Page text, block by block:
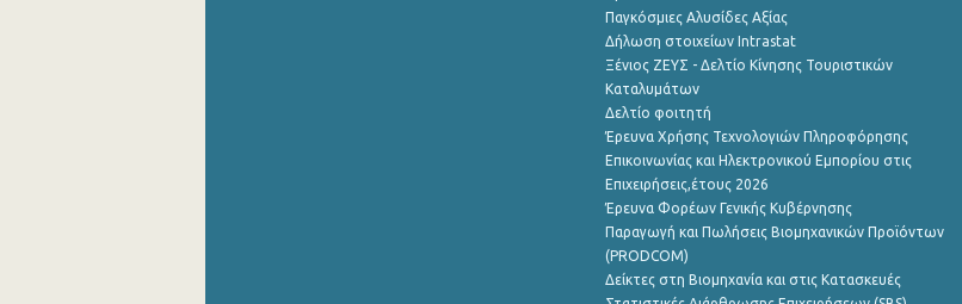
Παγκόσμιες Αλυσίδες Αξίας
Δήλωση στοιχείων Intrastat
Ξένιος ΖΕΥΣ - Δελτίο Κίνησης Τουριστικών
Καταλυμάτων
Δελτίο φοιτητή
Έρευνα Χρήσης Τεχνολογιών Πληροφόρησης
Επικοινωνίας και Ηλεκτρονικού Εμπορίου στις
Επιχειρήσεις,έτους 2026
Έρευνα Φορέων Γενικής Κυβέρνησης
Παραγωγή και Πωλήσεις Βιομηχανικών Προϊόντων
(PRODCOM)
Δείκτες στη Βιομηχανία και στις Κατασκευές